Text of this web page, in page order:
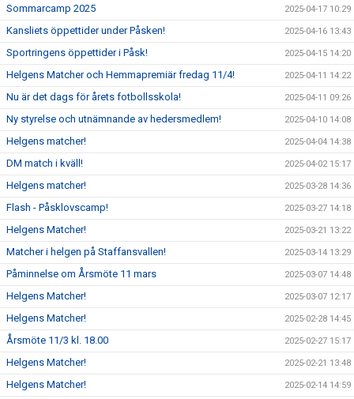
Sommarcamp 2025 2025-04-17 10:29
Kansliets öppettider under Påsken! 2025-04-16 13:43
Sportringens öppettider i Påsk! 2025-04-15 14:20
Helgens Matcher och Hemmapremiär fredag 11/4! 2025-04-11 14:22
Nu är det dags för årets fotbollsskola! 2025-04-11 09:26
Ny styrelse och utnämnande av hedersmedlem! 2025-04-10 14:08
Helgens matcher! 2025-04-04 14:38
DM match i kväll! 2025-04-02 15:17
Helgens matcher! 2025-03-28 14:36
Flash - Påsklovscamp! 2025-03-27 14:18
Helgens Matcher! 2025-03-21 13:22
Matcher i helgen på Staffansvallen! 2025-03-14 13:29
Påminnelse om Årsmöte 11 mars 2025-03-07 14:48
Helgens Matcher! 2025-03-07 12:17
Helgens Matcher! 2025-02-28 14:45
Årsmöte 11/3 kl. 18.00 2025-02-27 15:17
Helgens Matcher! 2025-02-21 13:48
Helgens Matcher! 2025-02-14 14:59